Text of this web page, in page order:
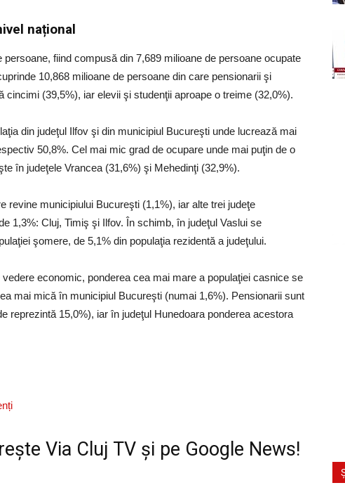
național
fiind compusă din 7,689 milioane de persoane ocupate
10,868 milioane de persoane din care pensionarii şi
cincimi (39,5%), iar elevii şi studenţii aproape o treime (32,0%).
din judeţul Ilfov şi din municipiul Bucureşti unde lucrează mai
50,8%. Cel mai mic grad de ocupare unde mai puţin de o
în judeţele Vrancea (31,6%) şi Mehedinţi (32,9%).
revine municipiului Bucureşti (1,1%), iar alte trei judeţe
1,3%: Cluj, Timiş şi Ilfov. În schimb, în judeţul Vaslui se
şomere, de 5,1% din populaţia rezidentă a judeţului.
economic, ponderea cea mai mare a populaţiei casnice se
mai mică în municipiul Bucureşti (numai 1,6%). Pensionarii sunt
reprezintă 15,0%), iar în judeţul Hunedoara ponderea acestora
Via Cluj TV și pe Google News!